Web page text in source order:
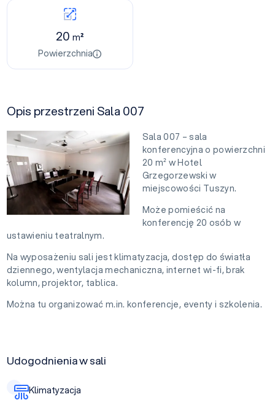
20m²
Powierzchnia
Opis przestrzeni Sala 007
Sala 007 – sala
konferencyjna o powierzchni
20 m² w Hotel
Grzegorzewski w
miejscowości Tuszyn.
Może pomieścić na
konferencję 20 osób w
ustawieniu teatralnym.
Na wyposażeniu sali jest klimatyzacja, dostęp do światła
dziennego, wentylacja mechaniczna, internet wi-fi, brak
kolumn, projektor, tablica.
Można tu organizować m.in. konferencje, eventy i szkolenia.
Udogodnienia w sali
Klimatyzacja